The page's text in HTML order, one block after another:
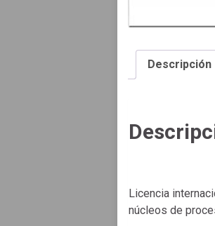
Descripción
Licencia
núcleos de